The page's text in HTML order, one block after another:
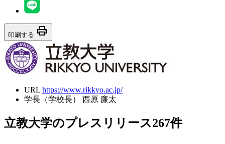
印刷する print
URL https://www.rikkyo.ac.jp/
学長（学校長）
西原 廉太
立教大学のプレスリリース267件